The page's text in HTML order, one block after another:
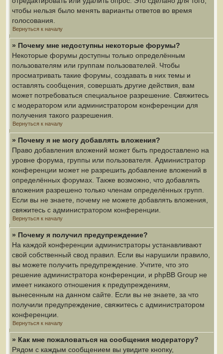
чтобы нельзя было менять варианты ответов во время
голосования.
Вернуться к началу
» Почему мне недоступны некоторые форумы?
Некоторые форумы доступны только определённым
пользователям или группам пользователей. Чтобы
просматривать такие форумы, создавать в них темы и
оставлять сообщения, совершать другие действия, вам
может потребоваться специальное разрешение. Свяжитесь
с модератором или администратором конференции для
получения такого разрешения.
Вернуться к началу
» Почему я не могу добавлять вложения?
Право добавления вложений может быть предоставлено на
уровне форума, группы или пользователя. Администратор
конференции может не разрешить добавление вложений в
определённых форумах. Также возможно, что добавлять
вложения разрешено только членам определённых групп.
Если вы не знаете, почему не можете добавлять вложения,
свяжитесь с администратором конференции.
Вернуться к началу
» Почему я получил предупреждение?
На каждой конференции администраторы устанавливают
свой собственный свод правил. Если вы нарушили правило,
вы можете получить предупреждение. Учтите, что это
решение администратора конференции, и phpBB Group не
имеет никакого отношения к предупреждениям,
вынесенным на данном сайте. Если вы не знаете, за что
получили предупреждение, свяжитесь с администратором
конференции.
Вернуться к началу
» Как мне пожаловаться на сообщения модератору?
Рядом с каждым сообщением вы увидите кнопку,